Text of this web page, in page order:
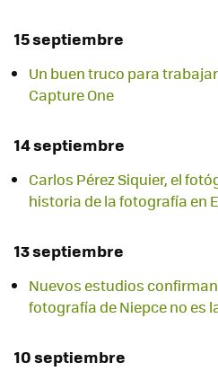
15 septiembre
Un buen truco para
Capture One
14 septiembre
Carlos Pérez Siquier, el
historia de la fotografía en
13 septiembre
Nuevos estudios
fotografía de Niepce no es
10 septiembre